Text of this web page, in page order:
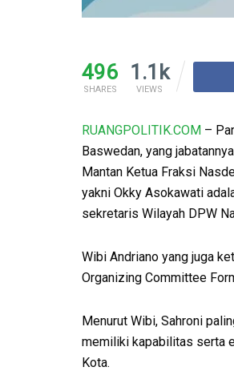
496
SHARES
1.1k
VIEWS
RUANGPOLITIK.COM –
Baswedan, yang
Mantan Ketua Fraksi
yakni Okky Asokawati
sekretaris Wilayah DPW
Wibi Andriano yang juga
Organizing Committee
Menurut Wibi, Sahroni
memiliki kapabilitas serta
Kota.